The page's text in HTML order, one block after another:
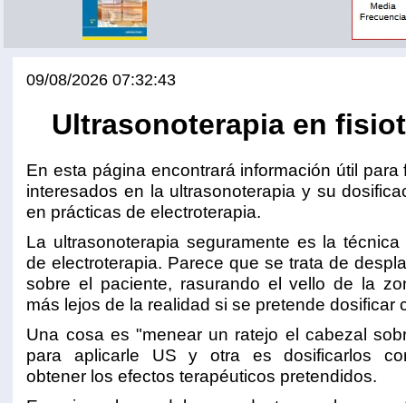
09/08/2026 07:32:43
Ultrasonoterapia en
En esta página encontrará información útil para
interesados en la ultrasonoterapia y su
en prácticas de electroterapia.
La ultrasonoterapia seguramente es la
de electroterapia. Parece que se trata de
sobre el paciente, rasurando el vello de la
más lejos de la realidad si se pretende dosificar
Una cosa es "menear un ratejo el cabezal
para aplicarle US y otra es dosificarlos
obtener los efectos terapéuticos pretendidos.